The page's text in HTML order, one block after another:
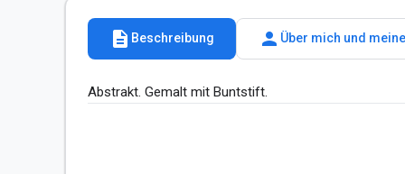
description Beschreibung person Über mich und
Abstrakt. Gemalt mit Buntstift.